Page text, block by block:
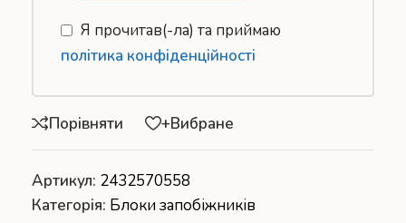
Я прочитав(-ла) та приймаю
політика конфіденційності
Порівняти +Вибране
Артикул: 2432570558
Категорія: Блоки запобіжників